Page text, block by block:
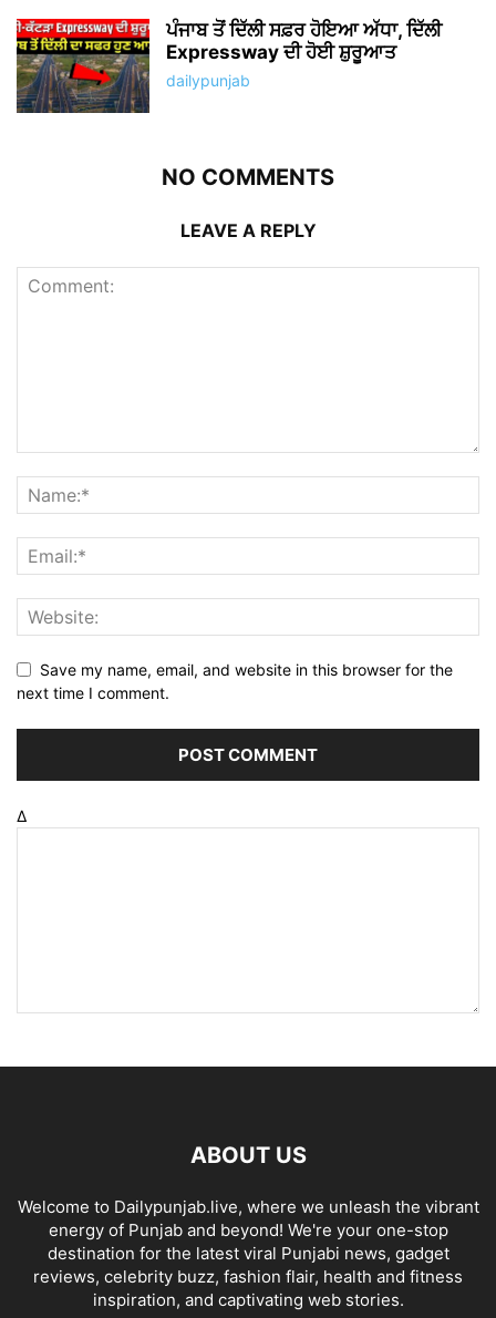
ਪੰਜਾਬ ਤੋਂ ਦਿੱਲੀ ਸਫ਼ਰ ਹੋਇਆ ਅੱਧਾ, ਦਿੱਲੀ
Expressway ਦੀ ਹੋਈ ਸ਼ੁਰੂਆਤ
dailypunjab
NO COMMENTS
LEAVE A REPLY
Save my name, email, and website in this browser for the
next time I comment.
Δ
ABOUT US
Welcome to Dailypunjab.live, where we unleash the vibrant
energy of Punjab and beyond! We're your one-stop
destination for the latest viral Punjabi news, gadget
reviews, celebrity buzz, fashion flair, health and fitness
inspiration, and captivating web stories.